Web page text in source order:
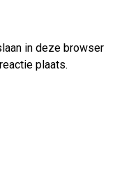
in deze browser
plaats.